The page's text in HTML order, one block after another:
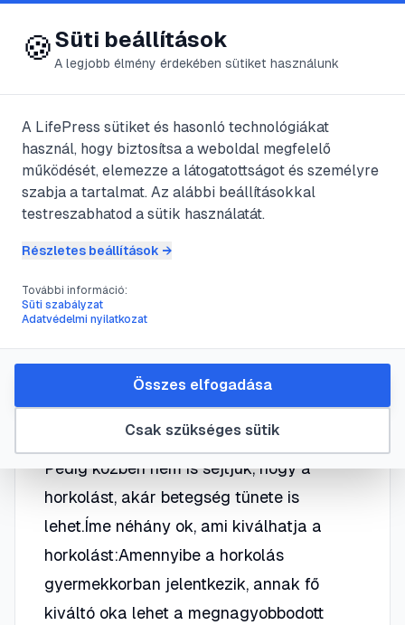
😍 LifePress
2020. szeptember 24.· 2perc olvasás
A horkolást kiváltó
,és fokozó okok
A horkolás a párkapcsolatok rémálma.
Miközben életünk párja mellettünk alszik,
mi ötpercenként felkelünk, a horkolására.
Ez kialvatlanná, fáradttá tesz minket.
Pedig közben nem is sejtjük, hogy a
horkolást, akár betegség tünete is
lehet.Íme néhány ok, ami kiválhatja a
horkolást:Amennyibe a horkolás
gyermekkorban jelentkezik, annak fő
kiváltó oka lehet a megnagyobbodott
🍪Süti beállítások
A legjobb élmény érdekében sütiket használunk
A LifePress sütiket és hasonló technológiákat
használ, hogy biztosítsa a weboldal megfelelő
működését, elemezze a látogatottságot és személyre
szabja a tartalmat. Az alábbi beállításokkal
testreszabhatod a sütik használatát.
Részletes beállítások →
További információ:
Süti szabályzat
Adatvédelmi nyilatkozat
Csak szükséges sütik
Összes elfogadása